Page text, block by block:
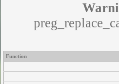
Function